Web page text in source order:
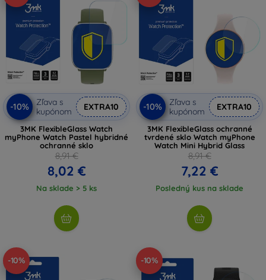
-10%
Zľava s
kupónom
EXTRA10
3MK FlexibleGlass Watch
myPhone Watch Pastel hybridné
ochranné sklo
8,91 €
8,02 €
Na sklade > 5 ks
-10%
Zľava s
kupónom
EXTRA10
3MK FlexibleGlass ochranné
tvrdené sklo Watch myPhone
Watch Mini Hybrid Glass
8,91 €
7,22 €
Posledný kus na sklade
-10% -10%